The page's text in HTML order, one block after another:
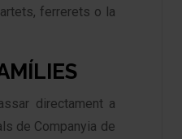
ferrerets o la
directament a
de Companyia de